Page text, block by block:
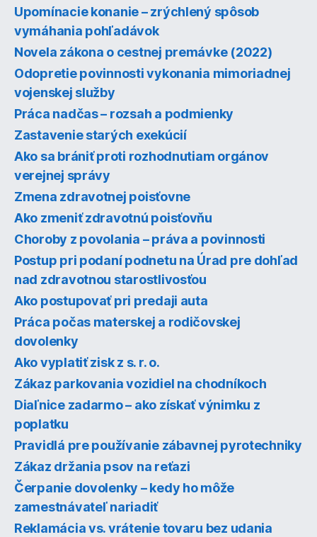
Upomínacie konanie – zrýchlený spôsob
vymáhania pohľadávok
Novela zákona o cestnej premávke (2022)
Odopretie povinnosti vykonania mimoriadnej
vojenskej služby
Práca nadčas – rozsah a podmienky
Zastavenie starých exekúcií
Ako sa brániť proti rozhodnutiam orgánov
verejnej správy
Zmena zdravotnej poisťovne
Ako zmeniť zdravotnú poisťovňu
Choroby z povolania – práva a povinnosti
Postup pri podaní podnetu na Úrad pre dohľad
nad zdravotnou starostlivosťou
Ako postupovať pri predaji auta
Práca počas materskej a rodičovskej
dovolenky
Ako vyplatiť zisk z s. r. o.
Zákaz parkovania vozidiel na chodníkoch
Diaľnice zadarmo – ako získať výnimku z
poplatku
Pravidlá pre používanie zábavnej pyrotechniky
Zákaz držania psov na reťazi
Čerpanie dovolenky – kedy ho môže
zamestnávateľ nariadiť
Reklamácia vs. vrátenie tovaru bez udania